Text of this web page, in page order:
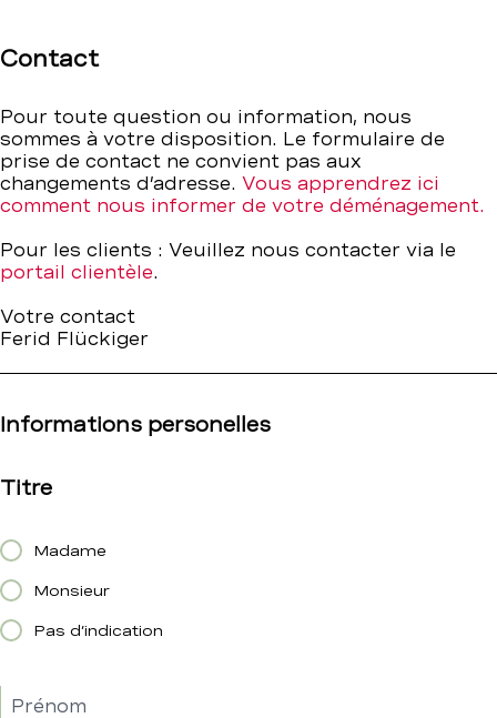
–
BCBE
Contact
Pour toute question ou information, nous
sommes à votre disposition. Le formulaire de
prise de contact ne convient pas aux
changements d’adresse. Vous apprendrez ici
comment nous informer de votre déménagement.
Pour les clients : Veuillez nous contacter via le
portail clientèle.
Votre contact
Ferid Flückiger
Informations personelles
Titre
Madame
Monsieur
Pas d’indication
Prénom